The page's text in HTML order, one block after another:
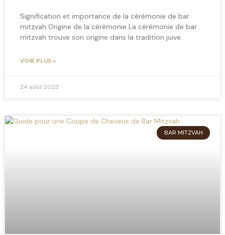
Signification et importance de la cérémonie de bar
mitzvah Origine de la cérémonie La cérémonie de bar
mitzvah trouve son origine dans la tradition juive.
VOIR PLUS »
24 août 2023
BAR MITZVAH